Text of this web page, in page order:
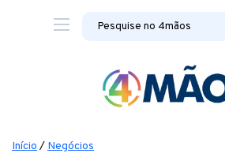
Início / Negócios